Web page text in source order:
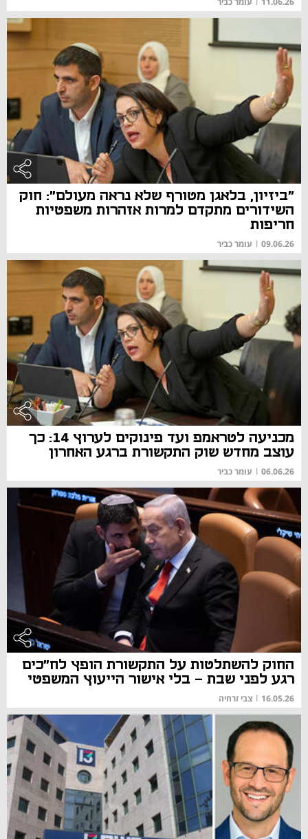
"ביזיון, בלאגן מטורף שלא נראה מעולם": חוק
השידורים מתקדם למרות אזהרות משפטיות
חריפות
09.06.26
| עומר כביר
מכניעה לטראמפ ועד פינוקים לערוץ 14: כך
עוצב מחדש שוק התקשורת ברגע האחרון
06.06.26
| עומר כביר
החוק להשתלטות על התקשורת הופץ לח"כים
רגע לפני שבת - בלי אישור הייעוץ המשפטי
16.05.26
| צבי זרחיה